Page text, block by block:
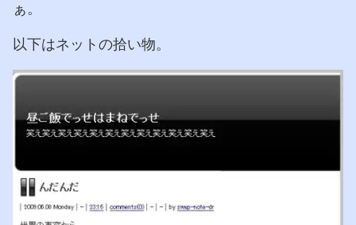
ぁ。
以下はネットの拾い物。